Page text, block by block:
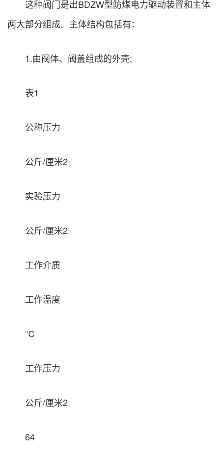
这种阀门是出BDZW型防煤电力驱动装置和主体
两大部分组成。主体结构包括有：
1.由阀体、阀盖组成的外壳;
表1
公称压力
公斤/厘米2
实验压力
公斤/厘米2
工作介质
工作温度
℃
工作压力
公斤/厘米2
64